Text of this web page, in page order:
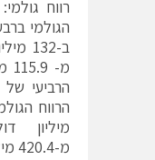
רווח
מ-420.4 מיליון דולר ו-61.0%, אשתקד.